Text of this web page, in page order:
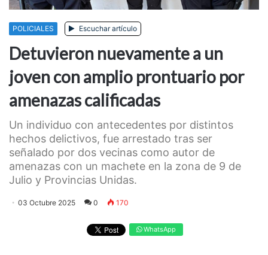
POLICIALES Escuchar artículo
Detuvieron nuevamente a un
joven con amplio prontuario por
amenazas calificadas
Un individuo con antecedentes por distintos
hechos delictivos, fue arrestado tras ser
señalado por dos vecinas como autor de
amenazas con un machete en la zona de 9 de
Julio y Provincias Unidas.
03 Octubre 2025 0 170
WhatsApp